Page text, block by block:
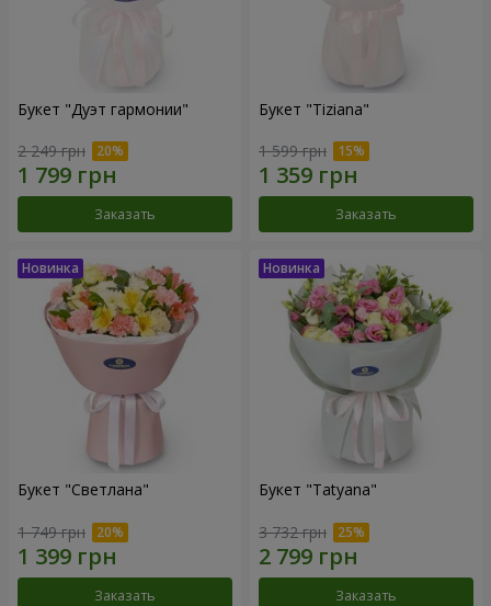
Букет "Дуэт гармонии"
2 249 грн
Заказать
Букет "Tiziana"
1 599 грн
Заказать
Букет "Светлана"
1 749 грн
Заказать
Букет "Tatyana"
3 732 грн
Заказать